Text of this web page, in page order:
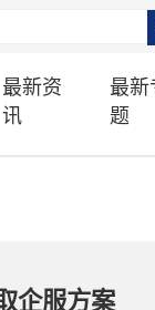
最新资
讯
最新
题
企服方案